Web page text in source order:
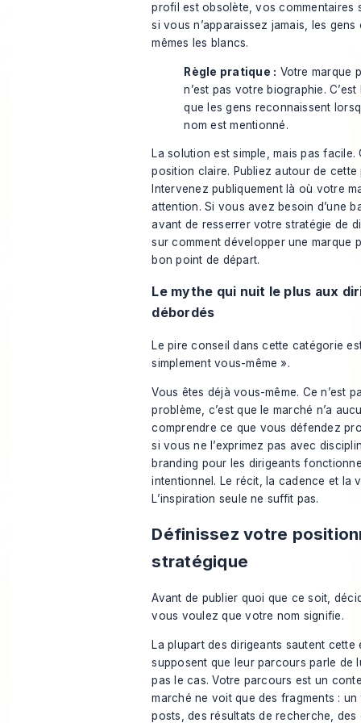
profil est obsolète, vos commentaires
si vous n’apparaissez jamais, les
mêmes les blancs.
Règle pratique : Votre marque
n’est pas votre biographie.
que les gens reconnaissent
nom est mentionné.
La solution est simple, mais pas facile.
position claire. Publiez autour de cette
Intervenez publiquement là où votre
attention. Si vous avez besoin d’une
avant de resserrer votre stratégie de
surcomment développer une marque
bon point de départ.
Le mythe qui nuit le plus aux
débordés
Le pire conseil dans cette catégorie
simplement vous-même ».
Vous êtes déjà vous-même. Ce n’est
problème, c’est que le marché n’a
comprendre ce que vous défendez
si vous ne l’exprimez pas avec
branding pour les dirigeants
intentionnel. Le récit, la cadence et la
L’inspiration seule ne suffit pas.
Définissez votre
stratégique
Avant de publier quoi que ce soit,
vous voulez que votre nom signifie.
La plupart des dirigeants sautent cette
supposent que leur parcours parle de
pas le cas. Votre parcours est un
marché ne voit que des fragments : un
posts, des résultats de recherche, des